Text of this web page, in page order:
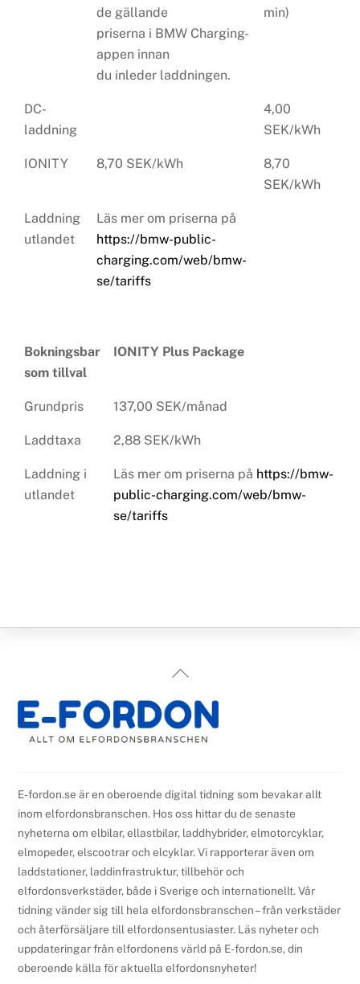
de gällande
priserna i BMW Charging-
appen innan
du inleder laddningen.
min)
DC-
laddning
4,00
SEK/kWh
IONITY 8,70 SEK/kWh
8,70
SEK/kWh
Laddning
utlandet
Läs mer om priserna på
https://bmw-public-
charging.com/web/bmw-
se/tariffs
Bokningsbar
som tillval
IONITY Plus Package
Grundpris 137,00 SEK/månad
Laddtaxa 2,88 SEK/kWh
Laddning i
utlandet
Läs mer om priserna på https://bmw-
public-charging.com/web/bmw-
se/tariffs
Back
Top
E-fordon.se är en oberoende digital tidning som bevakar allt
inom elfordonsbranschen. Hos oss hittar du de senaste
nyheterna om elbilar, ellastbilar, laddhybrider, elmotorcyklar,
elmopeder, elscootrar och elcyklar. Vi rapporterar även om
laddstationer, laddinfrastruktur, tillbehör och
elfordonsverkstäder, både i Sverige och internationellt. Vår
tidning vänder sig till hela elfordonsbranschen – från verkstäder
och återförsäljare till elfordonsentusiaster. Läs nyheter och
uppdateringar från elfordonens värld på E-fordon.se, din
oberoende källa för aktuella elfordonsnyheter!